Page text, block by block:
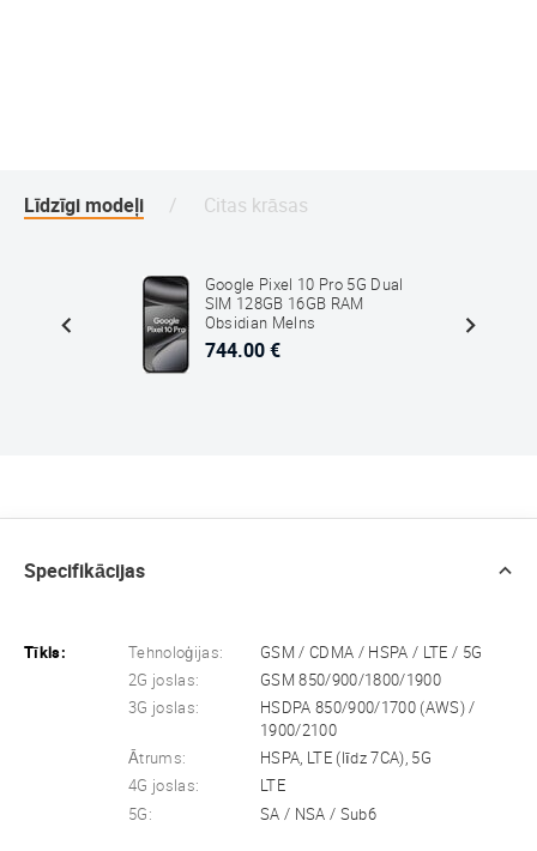
Līdzīgi modeļi Citas krāsas
Google Pixel 10 Pro 5G Dual
SIM 128GB 16GB RAM
Obsidian Melns
744.00 €
Specifikācijas
Tīkls: Tehnoloģijas:
GSM / CDMA / HSPA / LTE / 5G
2G joslas:
GSM 850/900/1800/1900
3G joslas:
HSDPA 850/900/1700 (AWS) /
1900/2100
Ātrums:
HSPA, LTE (līdz 7CA), 5G
4G joslas:
LTE
5G:
SA / NSA / Sub6